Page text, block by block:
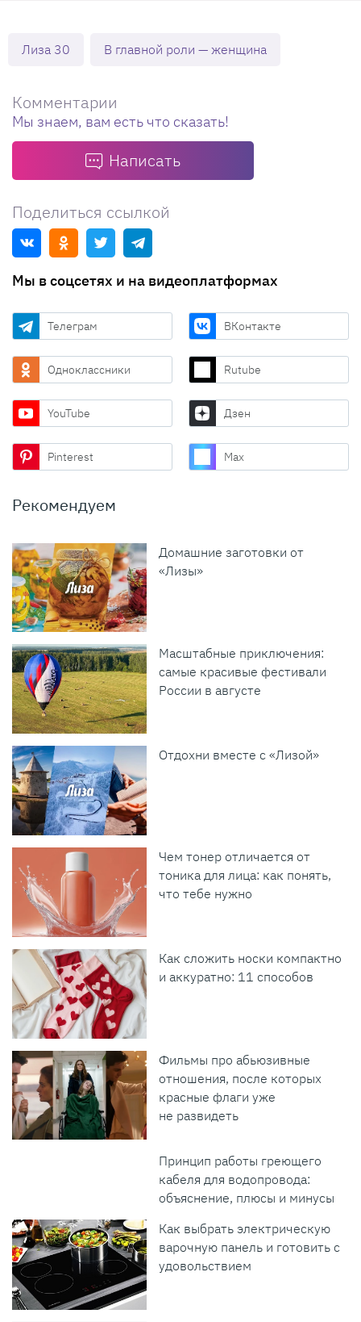
Лиза 30 В главной роли — женщина
Комментарии
Мы знаем, вам есть что сказать!
Написать
Поделиться ссылкой
Мы в соцсетях и на видеоплатформах
Телеграм ВКонтакте
Одноклассники Rutube
YouTube Дзен
Pinterest Max
Рекомендуем
Домашние заготовки от
«Лизы»
Масштабные приключения:
самые красивые фестивали
России в августе
Отдохни вместе с «Лизой»
Чем тонер отличается от
тоника для лица: как понять,
что тебе нужно
Как сложить носки компактно
и аккуратно: 11 способов
Фильмы про абьюзивные
отношения, после которых
красные флаги уже
не развидеть
Принцип работы греющего
кабеля для водопровода:
объяснение, плюсы и минусы
Как выбрать электрическую
варочную панель и готовить с
удовольствием